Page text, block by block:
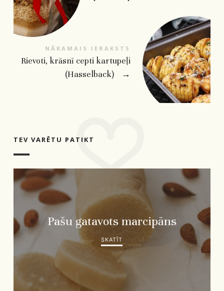
NĀKAMAIS IERAKSTS
Rievoti, krāsnī cepti kartupeļi
(Hasselback)
→
TEV VARĒTU PATIKT
Pašu gatavots marcipāns
SKATĪT